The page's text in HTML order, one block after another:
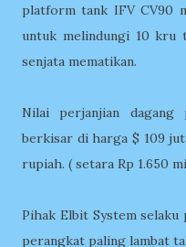
platform tank IFV CV90
untuk melindungi 10 kru
senjata mematikan.
Nilai perjanjian
berkisar di harga $ 109
rupiah. ( setara Rp 1.650
Pihak Elbit System
perangkat paling lambat